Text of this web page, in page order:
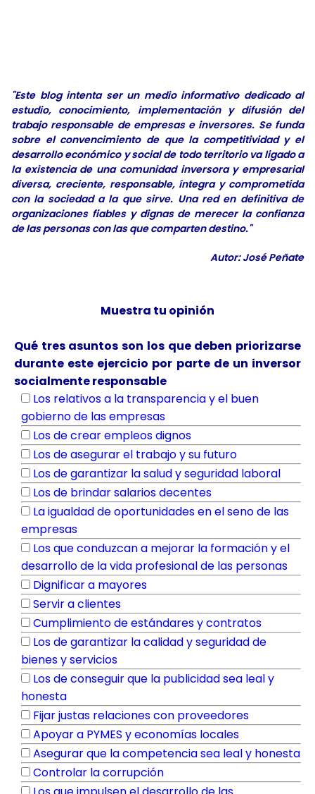
"Este blog intenta ser un medio informativo dedicado al
estudio, conocimiento, implementación y difusión del
trabajo responsable de empresas e inversores. Se funda
sobre el convencimiento de que la competitividad y el
desarrollo económico y social de todo territorio va ligado a
la existencia de una comunidad inversora y empresarial
diversa, creciente, responsable, íntegra y comprometida
con la sociedad a la que sirve. Una red en definitiva de
organizaciones fiables y dignas de merecer la confianza
de las personas con las que comparten destino."
Autor: José Peñate
Muestra tu opinión
Qué tres asuntos son los que deben priorizarse
durante este ejercicio por parte de un inversor
socialmente responsable
Los relativos a la transparencia y el buen
gobierno de las empresas
Los de crear empleos dignos
Los de asegurar el trabajo y su futuro
Los de garantizar la salud y seguridad laboral
Los de brindar salarios decentes
La igualdad de oportunidades en el seno de las
empresas
Los que conduzcan a mejorar la formación y el
desarrollo de la vida profesional de las personas
Dignificar a mayores
Servir a clientes
Cumplimiento de estándares y contratos
Los de garantizar la calidad y seguridad de
bienes y servicios
Los de conseguir que la publicidad sea leal y
honesta
Fijar justas relaciones con proveedores
Apoyar a PYMES y economías locales
Asegurar que la competencia sea leal y honesta
Controlar la corrupción